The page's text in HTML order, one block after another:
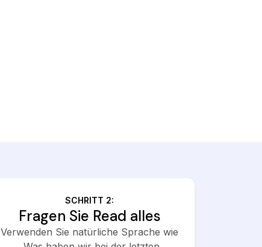
SCHRITT 2:
Fragen Sie Read alles
Verwenden Sie natürliche Sprache wie